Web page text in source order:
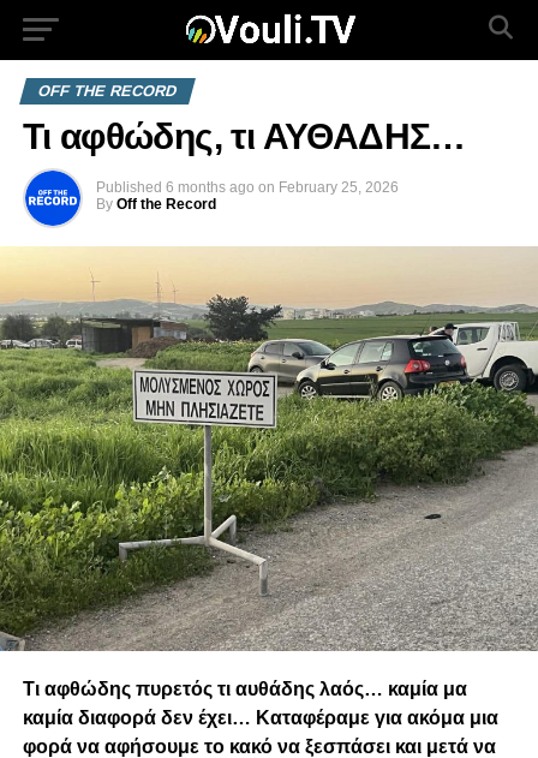
OFF THE RECORD
Τι αφθώδης, τι ΑΥΘΑΔΗΣ…
Published 6 months ago on February 25, 2026
By Off the Record
Τι αφθώδης πυρετός τι αυθάδης λαός… καμία μα
καμία διαφορά δεν έχει… Καταφέραμε για ακόμα μια
φορά να αφήσουμε το κακό να ξεσπάσει και μετά να